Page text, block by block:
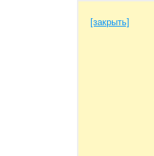
[закрыть]